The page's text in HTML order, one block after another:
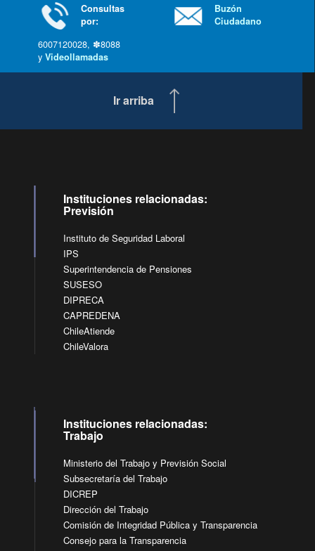
Consultas
por:
6007120028, ✽8088
yVideollamadas
Buzón
Ciudadano
Ir arriba
Instituciones relacionadas:
Previsión
Instituto de Seguridad Laboral
IPS
Superintendencia de Pensiones
SUSESO
DIPRECA
CAPREDENA
ChileAtiende
ChileValora
Instituciones relacionadas:
Trabajo
Ministerio del Trabajo y Previsión Social
Subsecretaría del Trabajo
DICREP
Dirección del Trabajo
Comisión de Integridad Pública y Transparencia
Consejo para la Transparencia